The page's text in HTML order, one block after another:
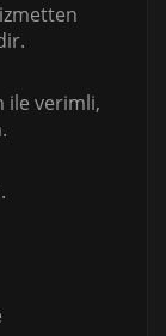
ile verimli,